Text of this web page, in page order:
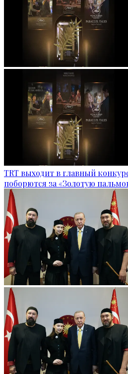
TRT выходит в главный
поборются за «Золотую